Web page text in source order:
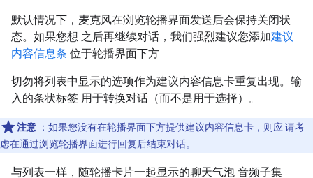
默认情况下，麦克风在浏览轮播界面发送后会保持关闭状
态。如果您想 之后再继续对话，我们强烈建议您添加建议
内容信息条 位于轮播界面下方
切勿将列表中显示的选项作为建议内容信息卡重复出现。输
入的条状标签 用于转换对话（而不是用于选择）。
注意 ：如果您没有在轮播界面下方提供建议内容信息卡，则应 请考
虑在通过浏览轮播界面进行回复后结束对话。
与列表一样，随轮播卡片一起显示的聊天气泡 音频子集